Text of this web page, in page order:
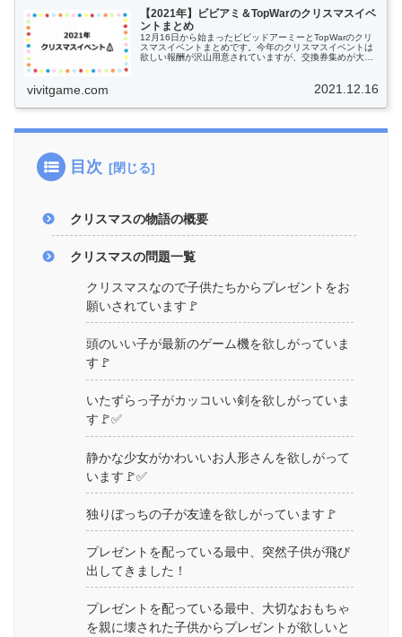
【2021年】ビビアミ＆TopWarのクリスマスイベ
ントまとめ
12月16日から始まったビビッドアーミーとTopWarのクリ
スマスイベントまとめです。今年のクリスマスイベントは
欲しい報酬が沢山用意されていますが、交換券集めが大変
vivitgame.com 2021.12.16
目次
クリスマスの物語の概要
クリスマスの問題一覧
クリスマスなので子供たちからプレゼントをお
願いされています🚩
頭のいい子が最新のゲーム機を欲しがっていま
す🚩
いたずらっ子がカッコいい剣を欲しがっていま
す🚩✅
静かな少女がかわいいお人形さんを欲しがって
います🚩✅
独りぼっちの子が友達を欲しがっています🚩
プレゼントを配っている最中、突然子供が飛び
出してきました！
プレゼントを配っている最中、大切なおもちゃ
を親に壊された子供からプレゼントが欲しいと